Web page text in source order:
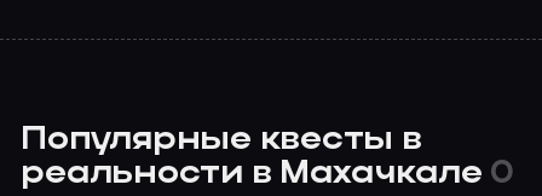
Популярные квесты в
реальности в Махачкале 0